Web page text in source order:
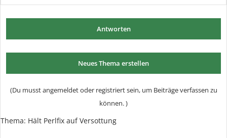
Antworten
Neues Thema erstellen
(Du musst angemeldet oder registriert sein, um Beiträge verfassen zu
können. )
Thema: Hält Perlfix auf Versottung